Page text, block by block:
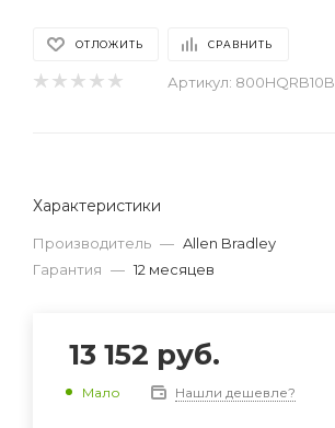
ОТЛОЖИТЬ СРАВНИТЬ
Артикул: 800HQRB10B
Характеристики
Производитель — Allen Bradley
Гарантия — 12 месяцев
13 152 руб.
Мало Нашли дешевле?